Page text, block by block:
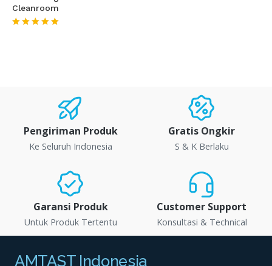
Cleanroom
Pengiriman Produk
Ke Seluruh Indonesia
Gratis Ongkir
S & K Berlaku
Garansi Produk
Untuk Produk Tertentu
Customer Support
Konsultasi & Technical
AMTAST Indonesia